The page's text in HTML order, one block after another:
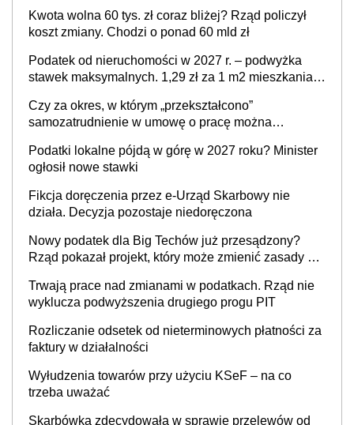
Kwota wolna 60 tys. zł coraz bliżej? Rząd policzył
koszt zmiany. Chodzi o ponad 60 mld zł
Podatek od nieruchomości w 2027 r. – podwyżka
stawek maksymalnych. 1,29 zł za 1 m2 mieszkania,
prowadzeniem działalności gospodarczej
Czy za okres, w którym „przekształcono”
samozatrudnienie w umowę o pracę można
cywilnoprawnej jedynym racjonalnym wyjściem
Podatki lokalne pójdą w górę w 2027 roku? Minister
ogłosił nowe stawki
Fikcja doręczenia przez e-Urząd Skarbowy nie
działa. Decyzja pozostaje niedoręczona
Nowy podatek dla Big Techów już przesądzony?
Rząd pokazał projekt, który może zmienić zasady gry
Trwają prace nad zmianami w podatkach. Rząd nie
wyklucza podwyższenia drugiego progu PIT
Rozliczanie odsetek od nieterminowych płatności za
faktury w działalności
Wyłudzenia towarów przy użyciu KSeF – na co
trzeba uważać
Skarbówka zdecydowała w sprawie przelewów od